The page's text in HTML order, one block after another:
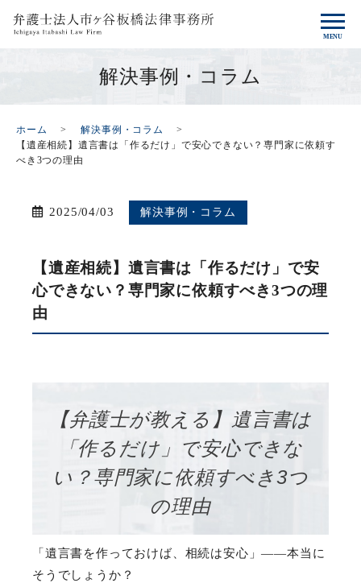
解決事例・コラム
ホーム
解決事例・コラム
【遺産相続】遺言書は「作るだけ」で安心できない？専門家に依頼す
べき3つの理由
2025/04/03 解決事例・コラム
【遺産相続】遺言書は「作るだけ」で安
心できない？専門家に依頼すべき3つの理
由
【弁護士が教える】遺言書は
「作るだけ」で安心できな
い？専門家に依頼すべき3つ
の理由
「遺言書を作っておけば、相続は安心」――本当に
そうでしょうか？